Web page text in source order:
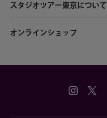
スタジオツアー東京について
オンラインショップ